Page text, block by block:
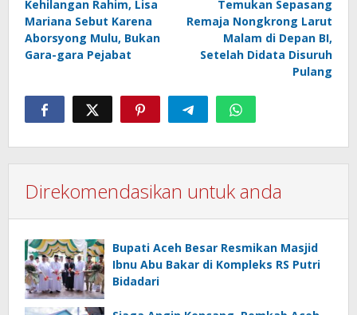
Kehilangan Rahim, Lisa
Mariana Sebut Karena
Aborsyong Mulu, Bukan
Gara-gara Pejabat
Temukan Sepasang
Remaja Nongkrong Larut
Malam di Depan BI,
Setelah Didata Disuruh
Pulang
Direkomendasikan untuk anda
Bupati Aceh Besar Resmikan Masjid
Ibnu Abu Bakar di Kompleks RS Putri
Bidadari